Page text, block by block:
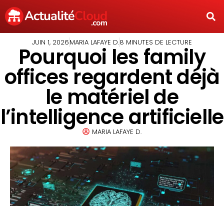
JUIN 1, 2026MARIA LAFAYE D.8 MINUTES DE LECTURE
Pourquoi les family
offices regardent déjà
le matériel de
l’intelligence artificielle
MARIA LAFAYE D.